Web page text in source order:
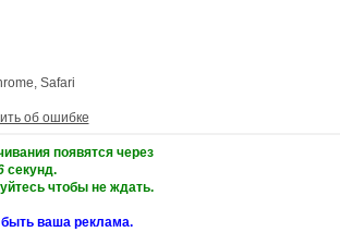
Safari
об ошибке
появятся через
секунд.
чтобы не ждать.
ваша реклама.